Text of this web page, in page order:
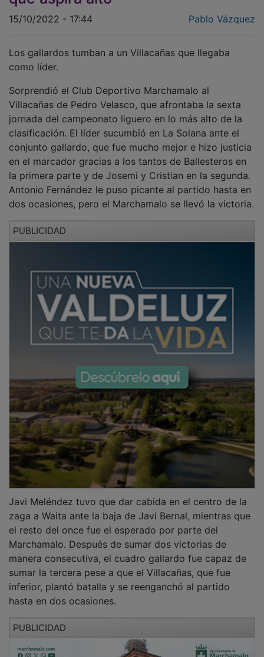
como líder.
Villacañas de Pedro Velasco, que afrontaba la sexta
jornada del campeonato liguero en lo más alto de la
clasificación. El líder sucumbió en La Solana ante el
conjunto gallardo, que fue mucho mejor e hizo justicia
en el marcador gracias a los tantos de Ballesteros en
la primera parte y de Josemi y Cristian en la segunda.
Antonio Fernández le puso picante al partido hasta en
dos ocasiones, pero el Marchamalo se llevó la victoria.
zaga a Waita ante la baja de Javi Bernal, mientras que
el resto del once fue el esperado por parte del
Marchamalo. Después de sumar dos victorias de
manera consecutiva, el cuadro gallardo fue capaz de
sumar la tercera pese a que el Villacañas, que fue
inferior, plantó batalla y se reenganchó al partido
hasta en dos ocasiones.